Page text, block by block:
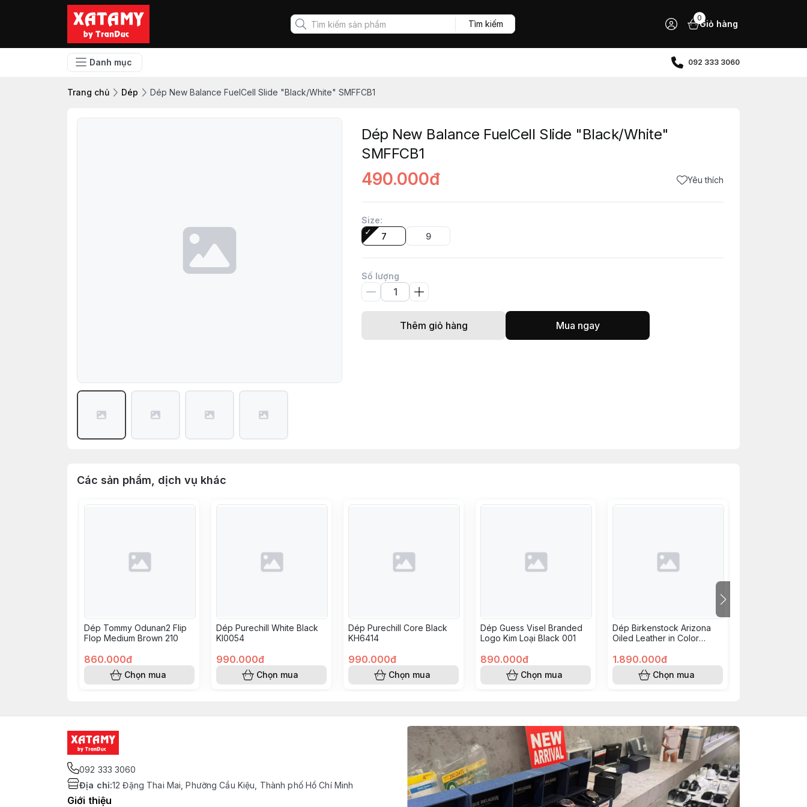
Tìm kiếm
0
Giỏ hàng
Danh mục 092 333 3060
Trang chủ Dép Dép New Balance FuelCell Slide "Black/White" SMFFCB1
Dép New Balance FuelCell Slide "Black/White"
SMFFCB1
490.000đ Yêu thích
Size:
7
9
Số lượng
Thêm giỏ hàng Mua ngay
Các sản phẩm, dịch vụ khác
Dép Tommy Odunan2 Flip
Flop Medium Brown 210
860.000đ
Chọn mua
Dép Purechill White Black
KI0054
990.000đ
Chọn mua
Dép Purechill Core Black
KH6414
990.000đ
Chọn mua
Dép Guess Visel Branded
Logo Kim Loại Black 001
890.000đ
Chọn mua
Dép Birkenstock Arizona
Oiled Leather in Color
1.890.000đ
Chọn mua
092 333 3060
Địa chỉ:12 Đặng Thai Mai, Phường Cầu Kiệu, Thành phố Hồ Chí Minh
Giới thiệu